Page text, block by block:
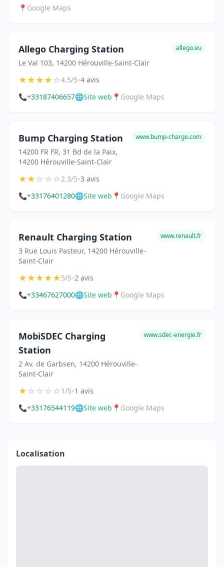
📍 Google Maps
Allego Charging Station
Le Val 103, 14200 Hérouville-Saint-Clair
allego.eu
★★★★☆4.5/5•4 avis
📞+33187406657🌐Site web 📍 Google Maps
Bump Charging Station
14200 FR FR, 31 Bd de la Paix,
14200 Hérouville-Saint-Clair
www.bump-charge.com
★★☆☆☆2.3/5•3 avis
📞+33176401280🌐Site web 📍 Google Maps
Renault Charging Station
3 Rue Louis Pasteur, 14200 Hérouville-
Saint-Clair
www.renault.fr
★★★★★5/5•2 avis
📞+33467627000🌐Site web 📍 Google Maps
MobiSDEC Charging
Station
2 Av. de Garbsen, 14200 Hérouville-
Saint-Clair
www.sdec-energie.fr
★☆☆☆☆1/5•1 avis
📞+33176544119🌐Site web 📍 Google Maps
Localisation